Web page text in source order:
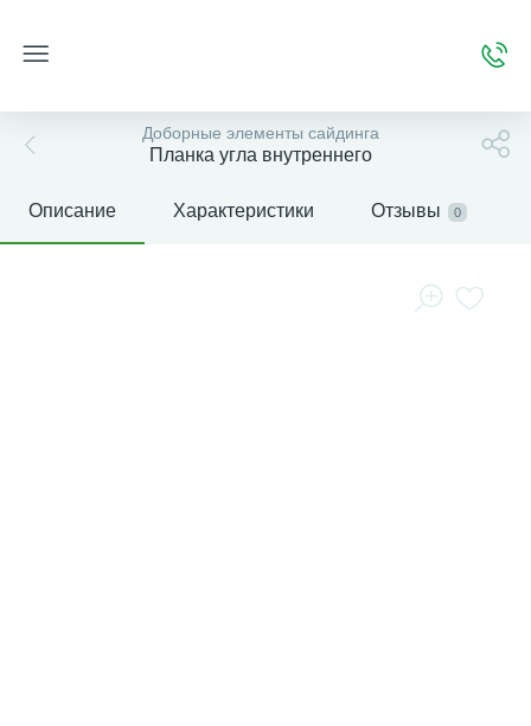
Доборные элементы сайдинга
Планка угла внутреннего
Описание Характеристики Отзывы 0